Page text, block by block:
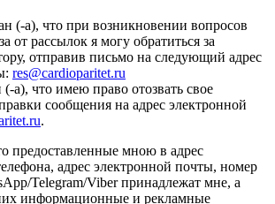
(-а), что при возникновении вопросов
от рассылок я могу обратиться за
отправив письмо на следующий адрес
res@cardioparitet.ru
а), что имею право отозвать свое
сообщения на адрес электронной
.
предоставленные мною в адрес
адрес электронной почты, номер
Telegram/Viber принадлежат мне, а
информационные и рекламные